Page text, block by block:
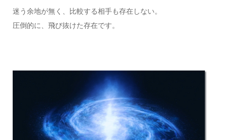
迷う余地が無く、比較する相手も存在しない。
圧倒的に、飛び抜けた存在です。